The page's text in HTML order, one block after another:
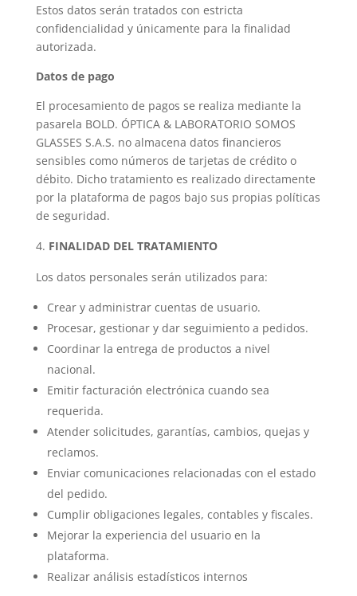
Estos datos serán tratados con estricta
confidencialidad y únicamente para la finalidad
autorizada.
Datos de pago
El procesamiento de pagos se realiza mediante la
pasarela BOLD. ÓPTICA & LABORATORIO SOMOS
GLASSES S.A.S. no almacena datos financieros
sensibles como números de tarjetas de crédito o
débito. Dicho tratamiento es realizado directamente
por la plataforma de pagos bajo sus propias políticas
de seguridad.
FINALIDAD DEL TRATAMIENTO
Los datos personales serán utilizados para:
Crear y administrar cuentas de usuario.
Procesar, gestionar y dar seguimiento a pedidos.
Coordinar la entrega de productos a nivel
nacional.
Emitir facturación electrónica cuando sea
requerida.
Atender solicitudes, garantías, cambios, quejas y
reclamos.
Enviar comunicaciones relacionadas con el estado
del pedido.
Cumplir obligaciones legales, contables y fiscales.
Mejorar la experiencia del usuario en la
plataforma.
Realizar análisis estadísticos internos